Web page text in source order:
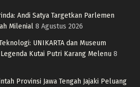
Andi Satya Targetkan Parlemen
Milenial 8 Agustus 2026
UNIKARTA dan Museum
Kutai Putri Karang Melenu 8
Provinsi Jawa Tengah Jajaki Peluang